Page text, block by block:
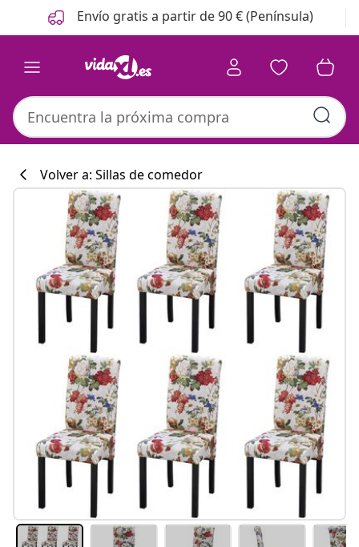
Anterior
Siguiente Envío gratis a partir de 90 € (Península)
#sharemevidaxl
Colección de
Volver a: Sillas de comedor